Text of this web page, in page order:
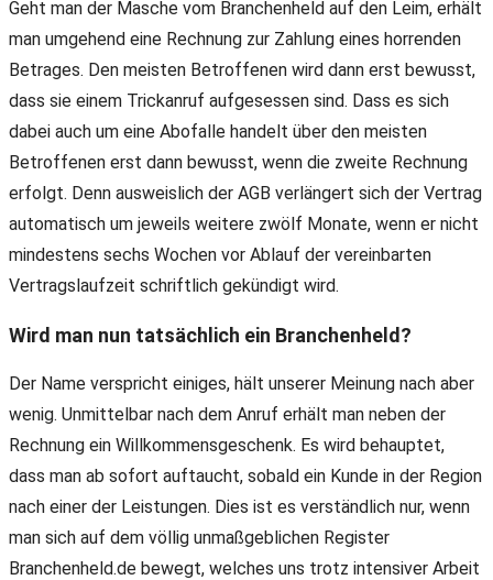
Geht man der Masche vom Branchenheld auf den Leim, erhält
man umgehend eine Rechnung zur Zahlung eines horrenden
Betrages. Den meisten Betroffenen wird dann erst bewusst,
dass sie einem Trickanruf aufgesessen sind. Dass es sich
dabei auch um eine Abofalle handelt über den meisten
Betroffenen erst dann bewusst, wenn die zweite Rechnung
erfolgt. Denn ausweislich der AGB verlängert sich der Vertrag
automatisch um jeweils weitere zwölf Monate, wenn er nicht
mindestens sechs Wochen vor Ablauf der vereinbarten
Vertragslaufzeit schriftlich gekündigt wird.
Wird man nun tatsächlich ein Branchenheld?
Der Name verspricht einiges, hält unserer Meinung nach aber
wenig. Unmittelbar nach dem Anruf erhält man neben der
Rechnung ein Willkommensgeschenk. Es wird behauptet,
dass man ab sofort auftaucht, sobald ein Kunde in der Region
nach einer der Leistungen. Dies ist es verständlich nur, wenn
man sich auf dem völlig unmaßgeblichen Register
Branchenheld.de bewegt, welches uns trotz intensiver Arbeit